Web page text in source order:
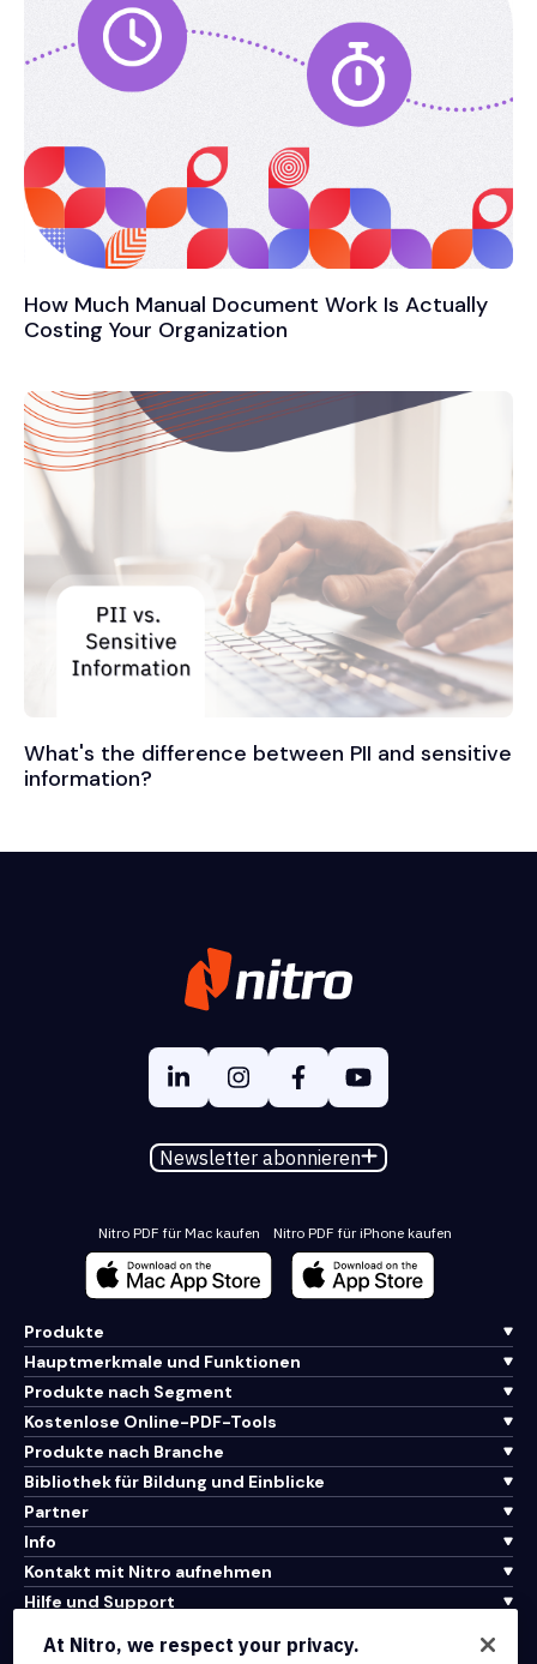
How Much Manual Document Work Is Actually
Costing Your Organization
What's the difference between PII and sensitive
information?
Newsletter abonnieren
Nitro PDF für Mac kaufen Nitro PDF für iPhone kaufen
Produkte
Hauptmerkmale und Funktionen
Produkte nach Segment
Kostenlose Online-PDF-Tools
Produkte nach Branche
Bibliothek für Bildung und Einblicke
Partner
Info
Kontakt mit Nitro aufnehmen
Hilfe und Support
At Nitro, we respect your privacy.